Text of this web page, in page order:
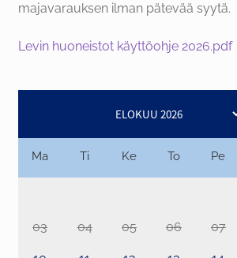
majavarauksen ilman pätevää syytä.
Levin huoneistot käyttöohje 2026.pdf
Ma Ti Ke To Pe
03 04 05 06 07